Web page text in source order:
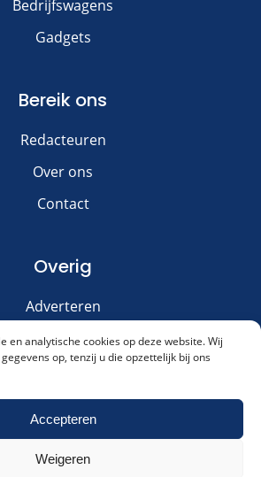
en analytische cookies op deze website. Wij
op, tenzij u die opzettelijk bij ons
Accepteren
Weigeren
Bedrijfswagens
Gadgets
Bereik ons
Redacteuren
Over ons
Contact
Overig
Adverteren
Disclaimer
Privacy & Cookies
Akkoord met onsprivacybeleid